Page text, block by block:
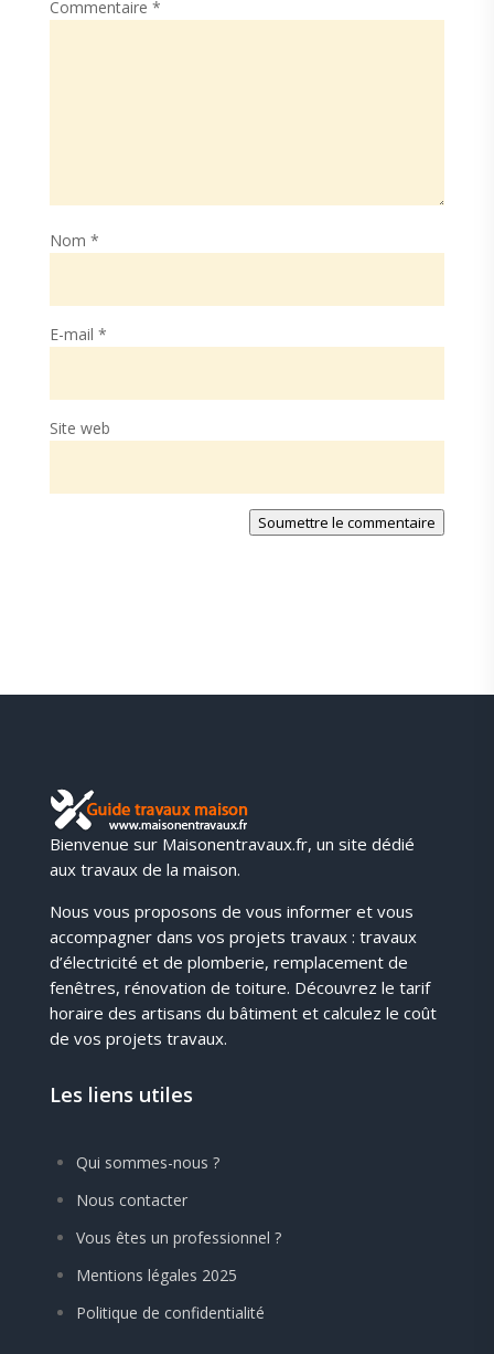
Commentaire *
Nom *
E-mail *
Site web
Soumettre le commentaire
Bienvenue sur Maisonentravaux.fr, un site dédié
aux travaux de la maison.
Nous vous proposons de vous informer et vous
accompagner dans vos projets travaux : travaux
d’électricité et de plomberie, remplacement de
fenêtres, rénovation de toiture. Découvrez le tarif
horaire des artisans du bâtiment et calculez le coût
de vos projets travaux.
Les liens utiles
Qui sommes-nous ?
Nous contacter
Vous êtes un professionnel ?
Mentions légales 2025
Politique de confidentialité